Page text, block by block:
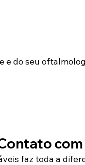
e do seu
faz toda a